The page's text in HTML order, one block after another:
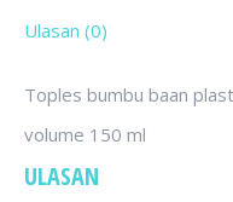
Ulasan (0)
Toples bumbu baan
volume 150 ml
ULASAN